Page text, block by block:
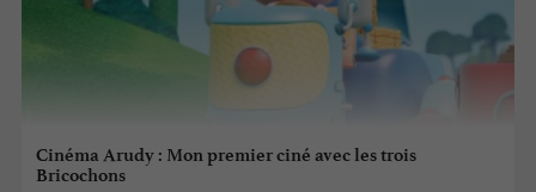
Cinéma Arudy : Mon premier ciné avec les trois
Bricochons